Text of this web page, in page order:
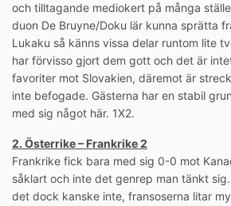
och tilltagande mediokert på många
duon De Bruyne/Doku lär kunna sprätta
Lukaku så känns vissa delar runtom lite
har förvisso gjort dem gott och det är
favoriter mot Slovakien, däremot är
inte befogade. Gästerna har en stabil
med sig något här. 1X2.
2. Österrike – Frankrike 2
Frankrike fick bara med sig 0-0 mot
såklart och inte det genrep man tänkt
det dock kanske inte, fransoserna litar